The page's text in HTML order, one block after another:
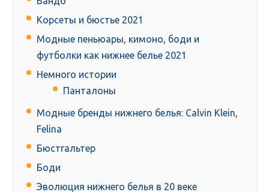
Корсеты и бюстье 2021
Модные пеньюары, кимоно, боди и
футболки как нижнее белье 2021
Немного истории
Панталоны
Модные бренды нижнего белья: Calvin Klein,
Felina
Бюстгальтер
Боди
Эволюция нижнего белья в 20 веке